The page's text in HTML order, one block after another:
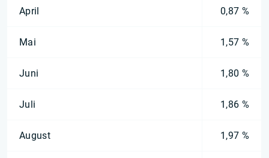
April 0,87 %
Mai 1,57 %
Juni 1,80 %
Juli 1,86 %
August 1,97 %